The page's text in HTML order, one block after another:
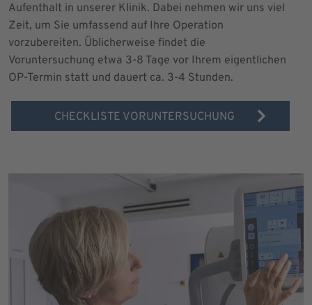
Aufenthalt in unserer Klinik. Dabei nehmen wir uns viel
Zeit, um Sie umfassend auf Ihre Operation
vorzubereiten. Üblicherweise findet die
Voruntersuchung etwa 3-8 Tage vor Ihrem eigentlichen
OP-Termin statt und dauert ca. 3-4 Stunden.
CHECKLISTE VORUNTERSUCHUNG